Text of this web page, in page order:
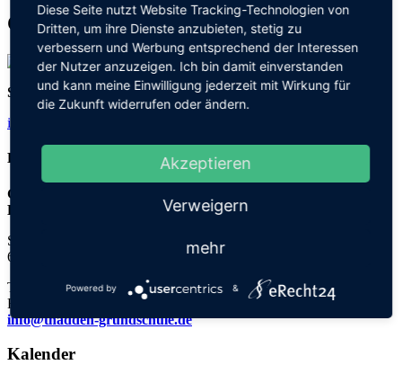
Christiane Zimmermann
Sekretariat / Verwaltung
info@thadden-grundschule.de
Kontakt
Grundschule an der
Elisabeth-von-Thadden-Schule
Steinhofweg 95
69123 Heidelberg
Tel.: 06221 73922-0
Fax: 06221 73922-11
info@thadden-grundschule.de
Kalender
Diese Seite nutzt Website Tracking-Technologien von
Dritten, um ihre Dienste anzubieten, stetig zu
verbessern und Werbung entsprechend der Interessen
der Nutzer anzuzeigen. Ich bin damit einverstanden
und kann meine Einwilligung jederzeit mit Wirkung für
die Zukunft widerrufen oder ändern.
Akzeptieren
Verweigern
mehr
Powered by &